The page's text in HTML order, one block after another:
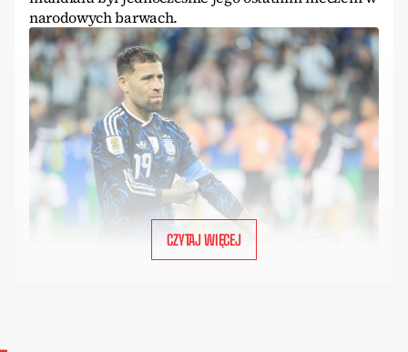
narodowych barwach.
CZYTAJ WIĘCEJ